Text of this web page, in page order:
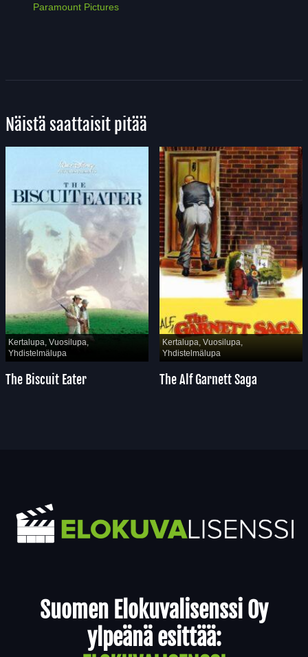
Paramount Pictures
Näistä saattaisit pitää
Kertalupa, Vuosilupa,
Yhdistelmälupa
The Biscuit Eater
Kertalupa, Vuosilupa,
Yhdistelmälupa
The Alf Garnett Saga
Suomen Elokuvalisenssi Oy
ylpeänä esittää: